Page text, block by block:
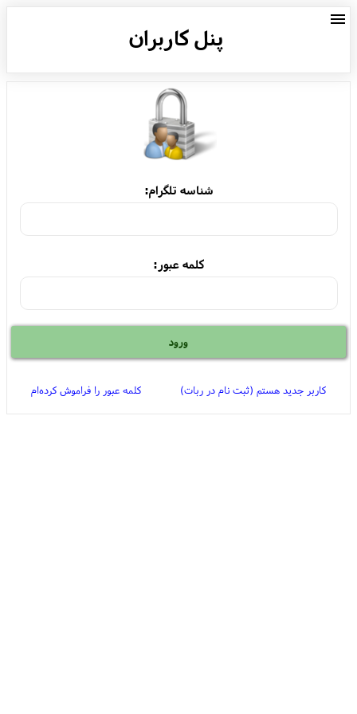
پنل کاربران
menu
شناسه تلگرام:
کلمه عبور:
کاربر جدید هستم (ثبت نام در ربات) کلمه عبور را فراموش کرده‌ام